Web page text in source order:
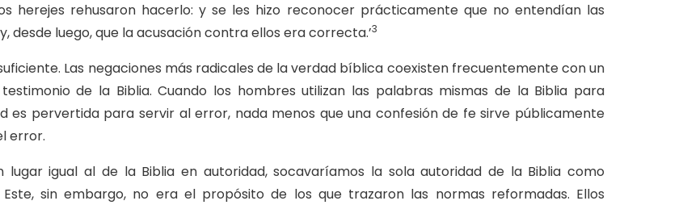
herejes rehusaron hacerlo: y se les hizo reconocer prácticamente que no entendían las
desde luego, que la acusación contra ellos era correcta.’3
Las negaciones más radicales de la verdad bíblica coexisten frecuentemente con un
de la Biblia. Cuando los hombres utilizan las palabras mismas de la Biblia para
es pervertida para servir al error, nada menos que una confesión de fe sirve públicamente
error.
lugar igual al de la Biblia en autoridad, socavaríamos la sola autoridad de la Biblia como
sin embargo, no era el propósito de los que trazaron las normas reformadas. Ellos